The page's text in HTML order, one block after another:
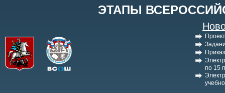
ЭТАПЫ
по 15